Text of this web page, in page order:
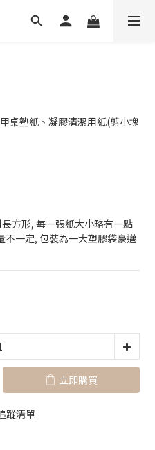
桌墊紙、凝膠清潔用紙(剪小塊
方形, 每一張紙大小略有一點
不一定, 包裝為一大塑膠袋豪邁
立即購買
蹤清單